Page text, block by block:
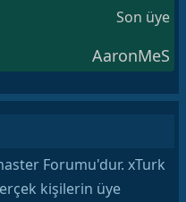
Son üye
AaronMeS
Forumu'dur. xTurk
kişilerin üye